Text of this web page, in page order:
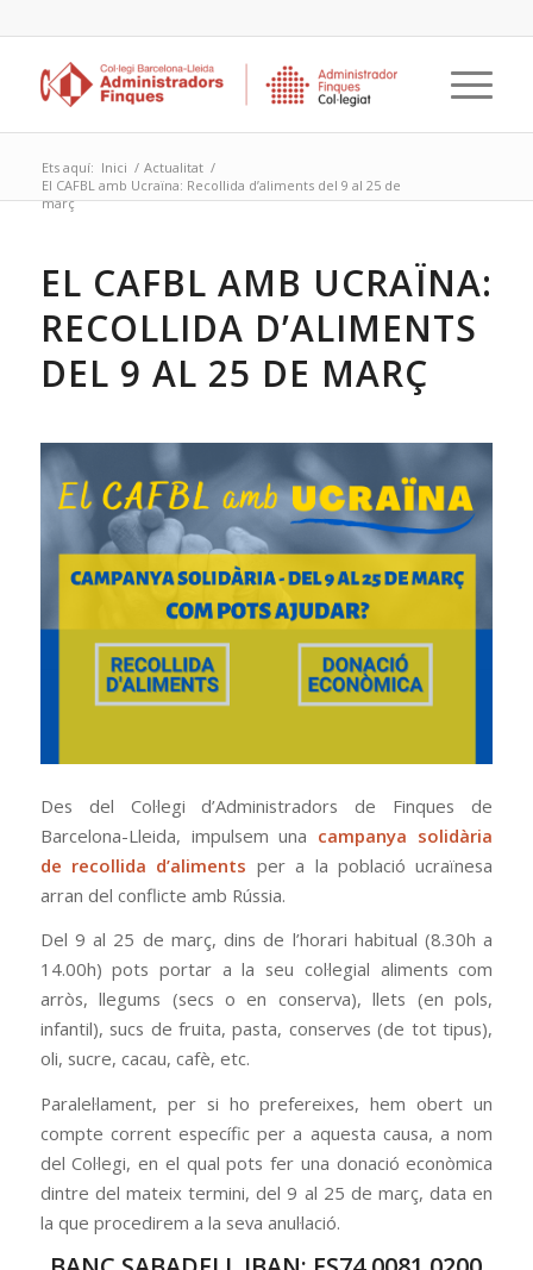
Ets aquí: Inici / Actualitat /
El CAFBL amb Ucraïna: Recollida d’aliments del 9 al 25 de
març
EL CAFBL AMB UCRAÏNA:
RECOLLIDA D’ALIMENTS
DEL 9 AL 25 DE MARÇ
Des del Col·legi d’Administradors de Finques de
Barcelona-Lleida, impulsem una campanya solidària
de recollida d’aliments per a la població ucraïnesa
arran del conflicte amb Rússia.
Del 9 al 25 de març, dins de l’horari habitual (8.30h a
14.00h) pots portar a la seu col·legial aliments com
arròs, llegums (secs o en conserva), llets (en pols,
infantil), sucs de fruita, pasta, conserves (de tot tipus),
oli, sucre, cacau, cafè, etc.
Paralel·lament, per si ho prefereixes, hem obert un
compte corrent específic per a aquesta causa, a nom
del Col·legi, en el qual pots fer una donació econòmica
dintre del mateix termini, del 9 al 25 de març, data en
la que procedirem a la seva anul·lació.